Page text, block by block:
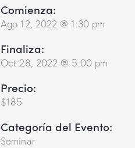
Comienza:
Ago 12, 2022 @ 1:30 pm
Finaliza:
Oct 28, 2022 @ 5:00 pm
Precio:
$185
Categoría del Evento:
Seminar